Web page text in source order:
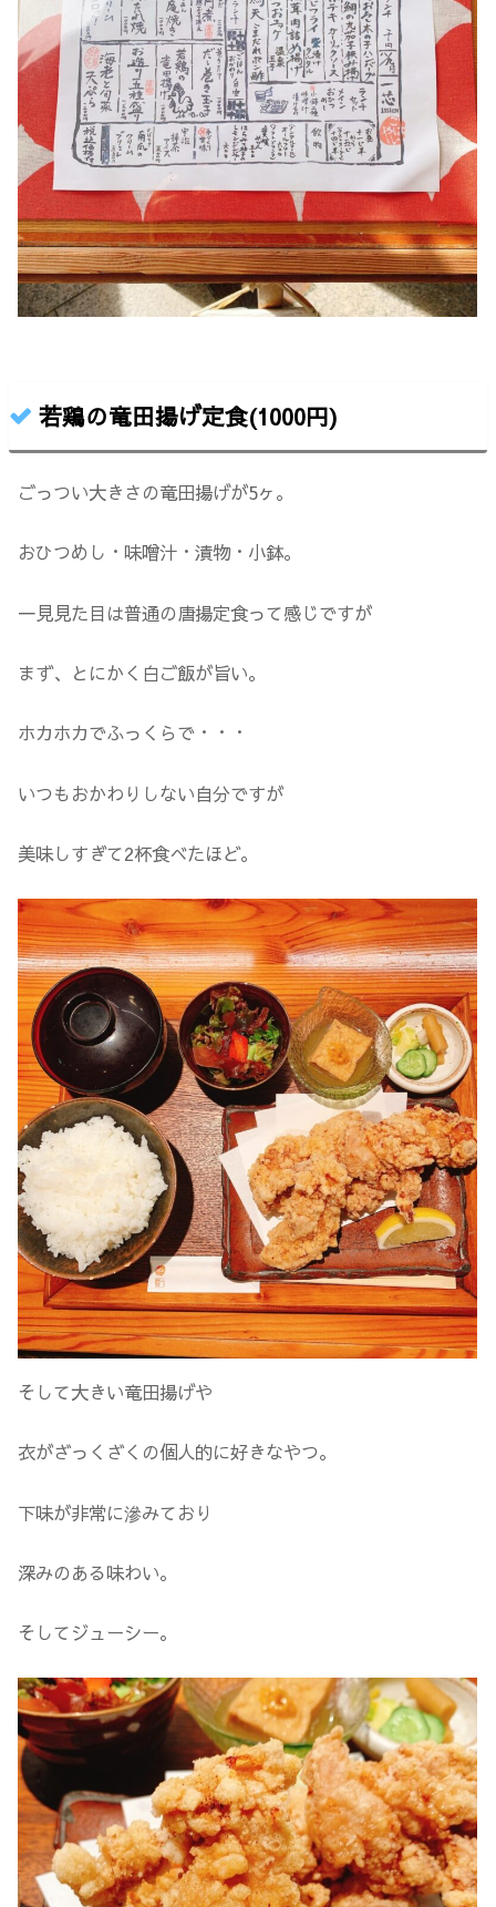
若鶏の竜田揚げ定食(1000円)
ごっつい大きさの竜田揚げが5ヶ。
おひつめし・味噌汁・漬物・小鉢。
一見見た目は普通の唐揚定食って感じですが
まず、とにかく白ご飯が旨い。
ホカホカでふっくらで・・・
いつもおかわりしない自分ですが
美味しすぎて2杯食べたほど。
そして大きい竜田揚げや
衣がざっくざくの個人的に好きなやつ。
下味が非常に滲みており
深みのある味わい。
そしてジューシー。